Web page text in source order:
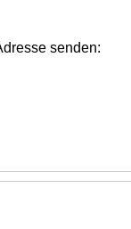
senden: